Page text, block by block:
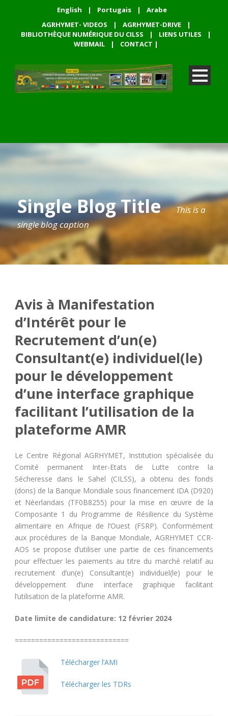
English | Portugais |
Arabe
AGRHYMET- VIDEOS
| AGRHYMET-DRIVE
|
BIBLIOTHÈQUE NUMÉRIQUE DU CILSS
| LIENS UTILES
|
WEBMAIL
| CONTACT |
Single Blog Title
This is a
single blog caption
Avis à Manifestation
d’Intérêt pour le
Recrutement d’un(e)
Consultant(e) individuel(le)
pour le développement
d’une interface graphique
facilitant l’utilisation de la
plateforme AMR
Le Centre Régional AGRHYMET, Institution spécialisée du
Comité permanent Inter-Etats de Lutte contre la
Sécheresse dans le Sahel (CILSS), a obtenu des fonds
(dons) de la Banque Mondiale sous financement IDA (D920)
et Néerlandais (TF0B8255) pour la mise en œuvre de la
Composante 1 du Programme de Résilience du Système
alimentaire en Afrique de l’Ouest (FSRP). Conformément
aux procédures de la Banque Mondiale, AGRHYMET CCR-
AOS se propose d’utiliser une partie de ces financements
pour effectuer les paiements au titre du marché relatif au
recrutement d’un(e) Consultant(e) individuel(le) pour le
développement d’une interface graphique facilitant
l’utilisation de la plateforme AMR.
Date limite de candidature: 12 février 2024
============================
Télécharger l’AMI
Télécharger les TDRs